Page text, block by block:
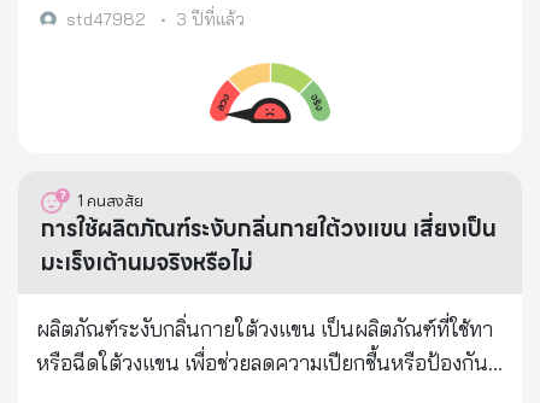
ขายให้กับยี่ปั๊ว เน้นพื้นที่ต่างจังหวัดทั่วประเทศ บุกทลาย
จังหวัด นาน 4 ปี เมื่อวันที่ 8 กรกฎาคม 2564
พล.ต.ต.ณัฐศักดิ์ เชาวนาศัย ผบก.ปคบ. พ.ต.อ.สำเริง อำ
ญาณ พ.ต.อ.ชนันนัทธ์ สารถวัลย์แพศย์ รอง ผบก.ปคบ.
พ.ต.อ.เนติ วงษ์กุหลาบ ผกก.4 บก.ปคบ. พร้อม
นพ.ไพศาล ดั่นคุ้ม เลขาธิการคณะกรรมการอาหารและ
อาหารและยา นำหมายค้นเข้าค้นบ้านเลขที่ 2708
พระราม 2 ซอย 47 แขวงท่าข้าม เขตบางขุนเทียน
std47982 • 3 ปีที่แล้ว
1 คนสงสัย
การใช้ผลิตภัณฑ์ระงับกลิ่นกายใต้วงแขน เสี่ยงเป็น
มะเร็งเต้านมจริงหรือไม่
ผลิตภัณฑ์ระงับกลิ่นกายใต้วงแขน เป็นผลิตภัณฑ์ที่ใช้ทา
หรือฉีดใต้วงแขน เพื่อช่วยลดความเปียกชื้นหรือป้องกัน